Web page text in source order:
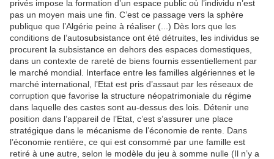
privés impose la formation d’un espace public où l’individu n’est
pas un moyen mais une fin. C’est ce passage vers la sphère
publique que l’Algérie peine à réaliser (...) Dès lors que les
conditions de l’autosubsistance ont été détruites, les individus se
procurent la subsistance en dehors des espaces domestiques,
dans un contexte de rareté de biens fournis essentiellement par
le marché mondial. Interface entre les familles algériennes et le
marché international, l’Etat est pris d’assaut par les réseaux de
corruption que favorise la structure néopatrimoniale du régime
dans laquelle des castes sont au-dessus des lois. Détenir une
position dans l’appareil de l’Etat, c’est s’assurer une place
stratégique dans le mécanisme de l’économie de rente. Dans
l’économie rentière, ce qui est consommé par une famille est
retiré à une autre, selon le modèle du jeu à somme nulle (Il n’y a